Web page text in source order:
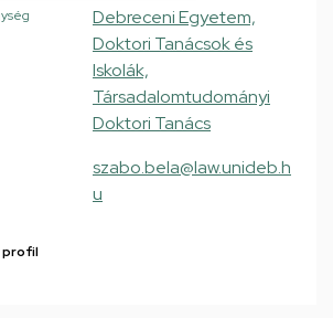
Debreceni Egyetem,
Doktori Tanácsok és
Iskolák,
Társadalomtudományi
Doktori Tanács
szabo.bela@law.unideb.h
u
profil